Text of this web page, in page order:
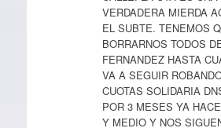
VERDADERA MIERDA
EL SUBTE. TENEMOS
BORRARNOS TODOS
FERNANDEZ HASTA
VA A SEGUIR
CUOTAS SOLIDARIA
POR 3 MESES YA
Y MEDIO Y NOS